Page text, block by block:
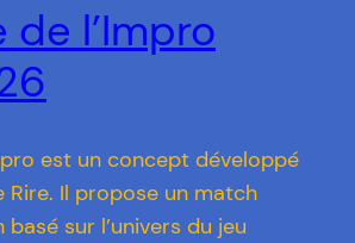
de l’Impro
est un concept développé
Rire. Il propose un match
basé sur l’univers du jeu